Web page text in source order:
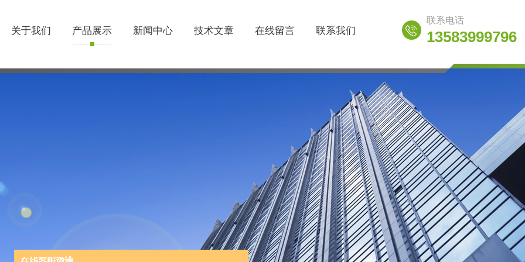
关于我们 产品展示 新闻中心 技术文章 在线留言 联系我们
联系电话
13583999796